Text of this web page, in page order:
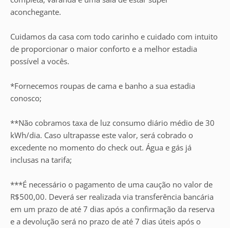
aconchegante.
Cuidamos da casa com todo carinho e cuidado com intuito
de proporcionar o maior conforto e a melhor estadia
possível a vocês.
*Fornecemos roupas de cama e banho a sua estadia
conosco;
**Não cobramos taxa de luz consumo diário médio de 30
kWh/dia. Caso ultrapasse este valor, será cobrado o
excedente no momento do check out. Água e gás já
inclusas na tarifa;
***É necessário o pagamento de uma caução no valor de
R$500,00. Deverá ser realizada via transferência bancária
em um prazo de até 7 dias após a confirmação da reserva
e a devolução será no prazo de até 7 dias úteis após o